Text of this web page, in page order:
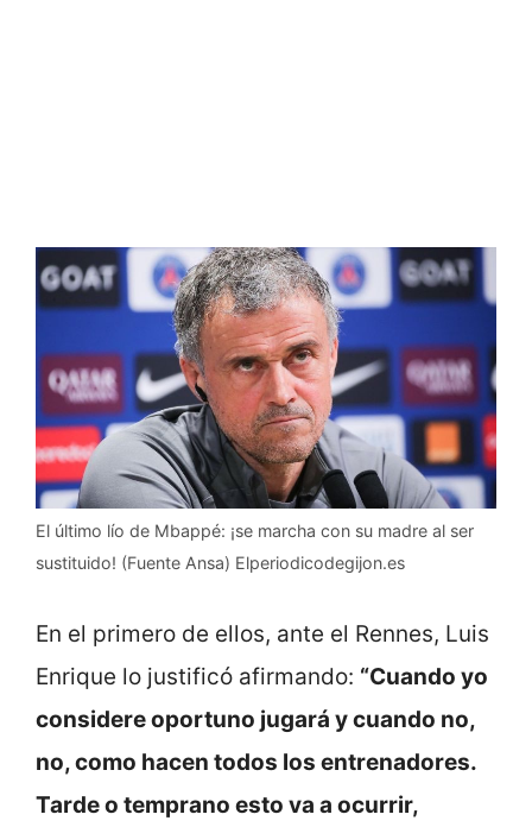
El último lío de Mbappé: ¡se marcha con su madre al ser
sustituido! (Fuente Ansa) Elperiodicodegijon.es
En el primero de ellos, ante el Rennes, Luis
Enrique lo justificó afirmando: “Cuando yo
considere oportuno jugará y cuando no,
no, como hacen todos los entrenadores.
Tarde o temprano esto va a ocurrir,